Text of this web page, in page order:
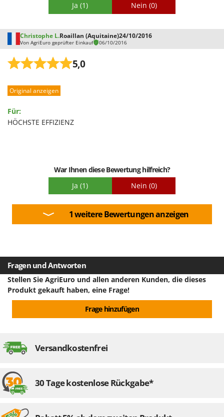
Worx
Y Yard Force
Z
Zanon
ZGrills
Ja (1) Nein (0)
Christophe L.Roaillan (Aquitaine)24/10/2016
Von AgriEuro geprüfter Einkauf 06/10/2016
5,0
Original anzeigen
Für:
HÖCHSTE EFFIZIENZ
War Ihnen diese Bewertung hilfreich?
Ja (1) Nein (0)
1 weitere Bewertungen anzeigen
Fragen und Antworten
Stellen Sie AgriEuro und allen anderen Kunden, die dieses
Produkt gekauft haben, eine Frage!
Frage hinzufügen
Versandkostenfrei
30 Tage kostenlose Rückgabe*